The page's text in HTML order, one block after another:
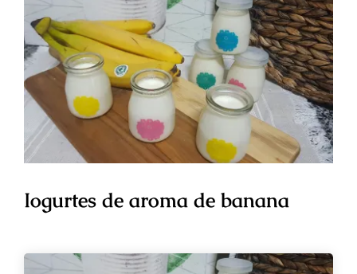
Loja
Blog
Contactos
Iogurtes de aroma de banana